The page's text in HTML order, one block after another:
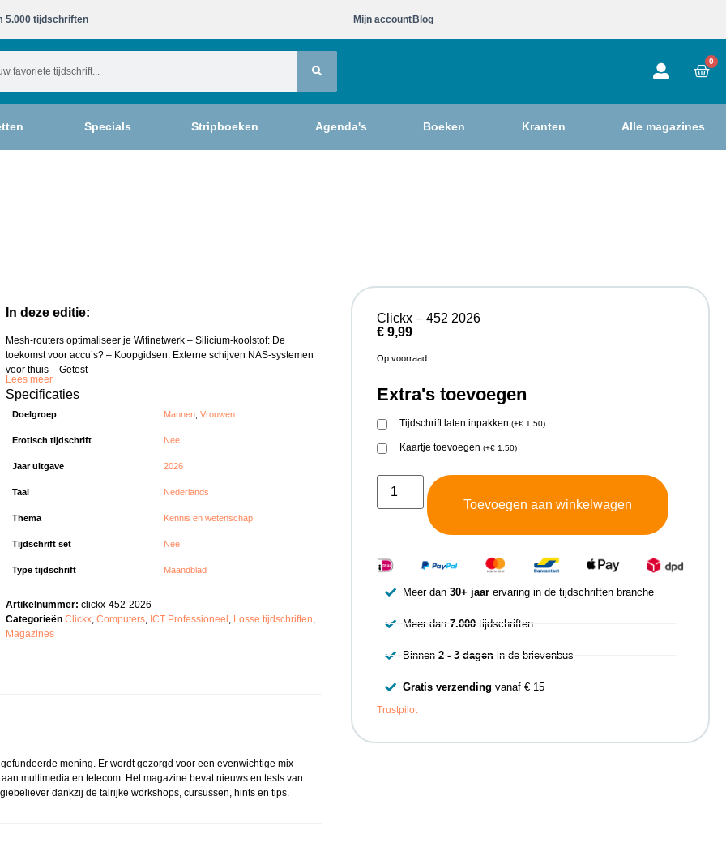
5.000 tijdschriften​ Mijn account Blog
0
Specials Stripboeken Agenda's Boeken Kranten Alle magazines
In deze editie:
Mesh-routers optimaliseer je Wifinetwerk – Silicium-koolstof: De
toekomst voor accu’s? – Koopgidsen: Externe schijven NAS-systemen
voor thuis – Getest
Lees meer
Specificaties
Doelgroep Mannen ,Vrouwen
Erotisch tijdschrift Nee
Jaar uitgave 2026
Taal Nederlands
Thema Kennis en wetenschap
Tijdschrift set Nee
Type tijdschrift Maandblad
Artikelnummer:clickx-452-2026
Categorieën Clickx,Computers, ICT Professioneel, Losse tijdschriften,
Magazines
mening. Er wordt gezorgd voor een evenwichtige mix
multimedia en telecom. Het magazine bevat nieuws en tests van
dankzij de talrijke workshops, cursussen, hints en tips.
Clickx – 452 2026
€9,99
Op voorraad
Extra's toevoegen
Tijdschrift laten inpakken (+€1,50)
Kaartje toevoegen (+€1,50)
Toevoegen aan winkelwagen
Meer dan30+ jaar ervaring in de tijdschriften branche
Meer dan7.000 tijdschriften
Binnen2 - 3 dagen in de brievenbus
Gratis verzending vanaf € 15
Trustpilot